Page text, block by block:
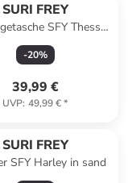
SURI FREY
SFY Thessy
in brown
-20%
39,99 €
UVP: 49,99 €*
SURI FREY
SFY Harley in sand